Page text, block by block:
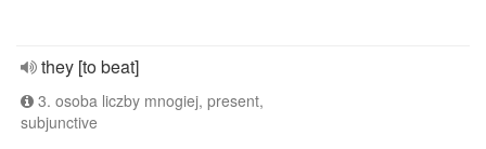
they [to beat]
3. osoba liczby mnogiej, present,
subjunctive